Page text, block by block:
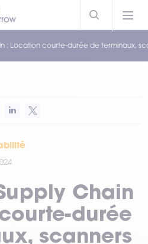
: Location courte-durée de terminaux,
Chain
durée
scanners